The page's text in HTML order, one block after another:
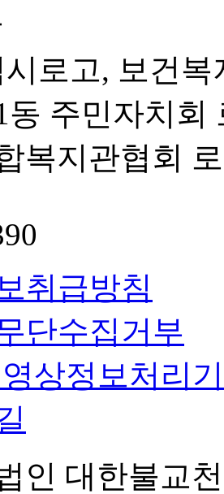
취급방침
단수집거부
상정보처리
인 대한불교